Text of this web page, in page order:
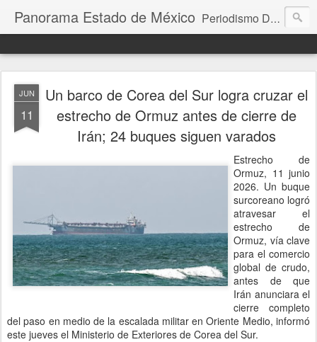
Panorama Estado de México Periodismo Digital
JUN
11
Un barco de Corea del Sur logra cruzar el
estrecho de Ormuz antes de cierre de
Irán; 24 buques siguen varados
Estrecho de
Ormuz, 11 junio
2026. Un buque
surcoreano logró
atravesar el
estrecho de
Ormuz, vía clave
para el comercio
global de crudo,
antes de que
Irán anunciara el
cierre completo
del paso en medio de la escalada militar en Oriente Medio, informó
este jueves el Ministerio de Exteriores de Corea del Sur.